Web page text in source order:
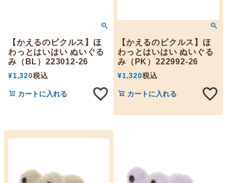
【かえるのピクルス】ほ
わっとはいはい ぬいぐる
み（BL）223012-26
¥1,320税込
カートに入れる
【かえるのピクルス】ほ
わっとはいはい ぬいぐる
み（PK）222992-26
¥1,320税込
カートに入れる